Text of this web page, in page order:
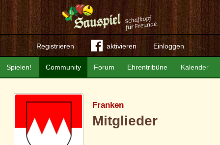
Registrieren aktivieren Einloggen
Community Forum Ehrentribüne Kalender
Spielen!
Franken
Mitglieder